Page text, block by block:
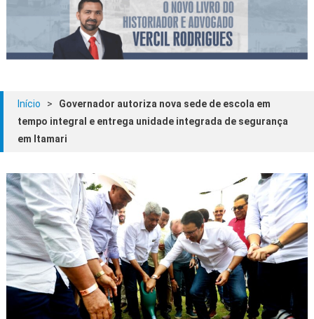
Início >
Governador autoriza nova sede de escola em
tempo integral e entrega unidade integrada de segurança
em Itamari